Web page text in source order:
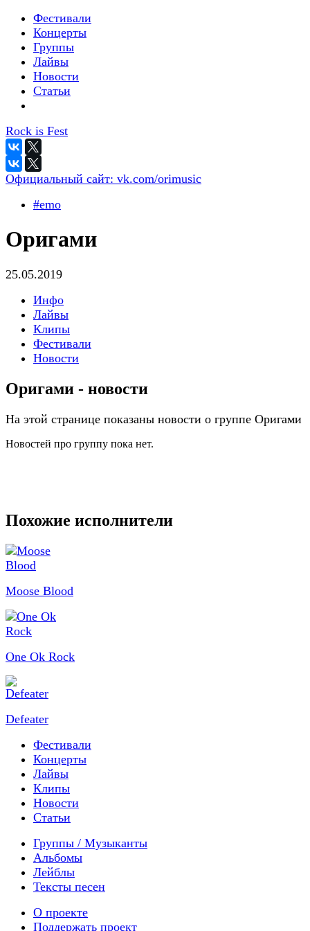
Фестивали
Концерты
Группы
Лайвы
Новости
Статьи
Rock is Fest
Официальный сайт: vk.com/orimusic
#emo
Оригами
25.05.2019
Инфо
Лайвы
Клипы
Фестивали
Новости
Оригами - новости
На этой странице показаны новости о группе Оригами
Новостей про группу пока нет.
Похожие исполнители
Moose Blood
One Ok Rock
Defeater
Фестивали
Концерты
Лайвы
Клипы
Новости
Статьи
Группы / Музыканты
Альбомы
Лейблы
Тексты песен
О проекте
Поддержать проект